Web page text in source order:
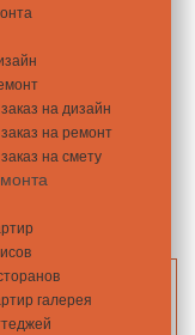
на дизайн
на ремонт
на смету
галерея
85,14 м2